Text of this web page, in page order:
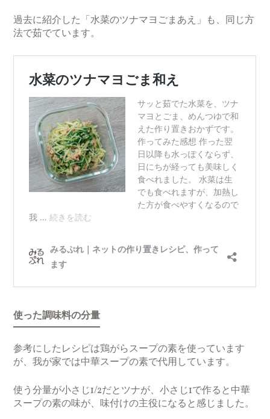
過去に紹介した「水菜のツナマヨごまあえ」も、同じ方
法で茹でています。
使った調味料の分量
参考にしたレシピは鶏がらスープの素を使っています
が、我が家では中華スープの素で代用しています。
使う分量が小さじ1/2だとツナが、小さじ1で作ると中華
スープの素の味が、味付けの主役になると感じました。